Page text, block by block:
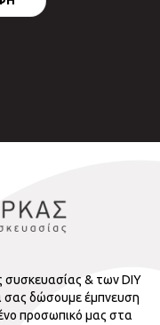
συσκευασίας & των DIY
σας δώσουμε έμπνευση
προσωπικό μας στα